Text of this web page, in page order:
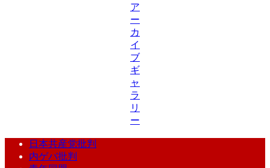
ア
ー
カ
イ
ブ
ギ
ャ
ラ
リ
ー
日本共産党批判
内ゲバ批判